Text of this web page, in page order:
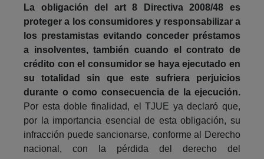
La obligación del art 8 Directiva 2008/48 es
proteger a los consumidores y responsabilizar a
los prestamistas evitando conceder préstamos
a insolventes, también cuando el contrato de
crédito con el consumidor se haya ejecutado en
su totalidad sin que este sufriera perjuicios
durante o como consecuencia de la ejecución.
Por esta doble finalidad, el TJUE ya declaró que,
por la importancia esencial de esta obligación, su
infracción puede sancionarse, conforme al Derecho
nacional, con la pérdida del derecho del